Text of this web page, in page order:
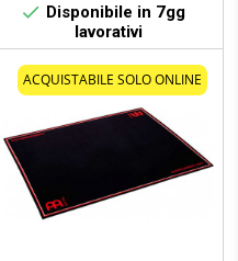
 Disponibile in 7gg
lavorativi
ACQUISTABILE SOLO ONLINE